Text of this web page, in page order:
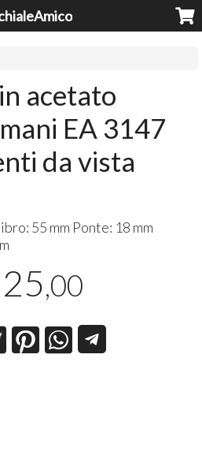
acetato
EA 3147
da vista
55 mm Ponte: 18 mm
,00